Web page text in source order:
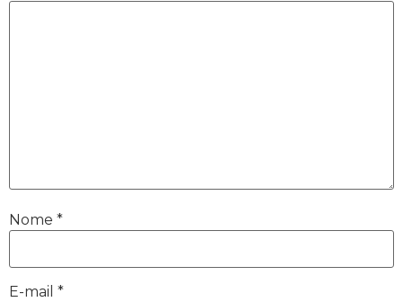
Nome *
E-mail *